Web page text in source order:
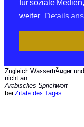
für soziale
weiter. Details
Zugleich WassertrÃ¤ger
nicht an.
Arabisches Sprichwort
bei Zitate des Tages